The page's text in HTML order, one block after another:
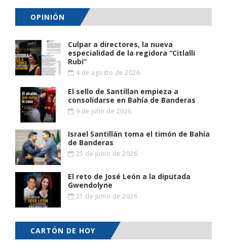
OPINIÓN
Culpar a directores, la nueva
especialidad de la regidora “Citlalli
Rubi”
4 de agosto de 2026
El sello de Santillan empieza a
consolidarse en Bahía de Banderas
9 de julio de 2026
Israel Santillán toma el timón de Bahía
de Banderas
25 de junio de 2026
El reto de José León a la diputada
Gwendolyne
21 de junio de 2026
CARTÓN DE HOY